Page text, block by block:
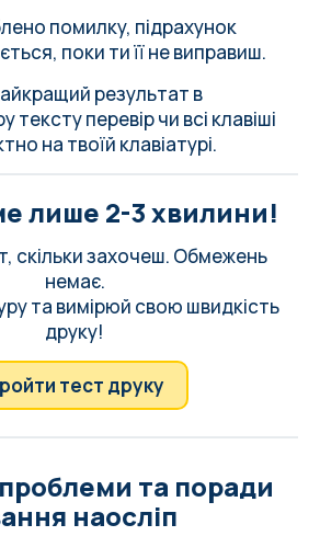
помилку, підрахунок
поки ти її не виправиш.
результат в
текступеревір чи всі клавіші
на твоїй клавіатурі.
лише 2-3 хвилини!
скільки захочеш. Обмежень
немає.
та вимірюй свою швидкість
друку!
тест друку
та поради
наосліп